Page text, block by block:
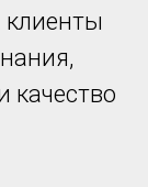
качество